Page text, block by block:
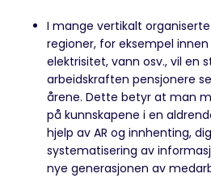
I mange vertikalt
regioner, for eksempel
elektrisitet, vann osv., vil en
arbeidskraften pensjonere
årene. Dette betyr at man
på kunnskapene i en
hjelp av AR og innhenting,
systematisering av
nye generasjonen av